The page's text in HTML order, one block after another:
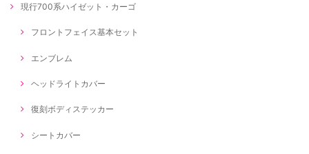
現行700系ハイゼット・カーゴ
フロントフェイス基本セット
エンブレム
ヘッドライトカバー
復刻ボディステッカー
シートカバー